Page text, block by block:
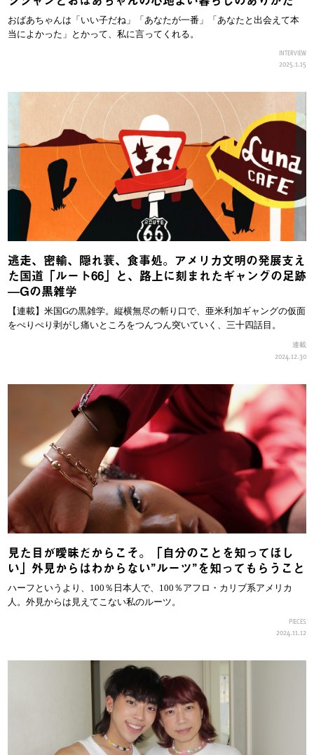
おばあちゃんは「いい子だね」「あなたが一番」「あなたと出会えて本
当によかった」とかって、私に言ってくれる。
INTERVIEW
2025.1.15
逃走、密輸、隠れ蓑、食事処。アメリカ文明の発展支え
た国道「ルート66」と、路上に刻まれたギャングの足跡
—Gの黒雑学
【連載】米国Gの黒雑学。縦横無尽の斬り口で、亜米利加ギャングの仮面
をぺりぺり剥がし痛いところをつんつん突いていく、三十四話目。
連載
2024.12.30
見た目が曖昧だからこそ。「自分のことを知ってほし
い」外見からはわからない”ルーツ”を知ってもらうこと
ハーフというより、100％日本人で、100％アフロ・カリブ系アメリカ
人。外見からは見えてこない私のルーツ。
PIECES
2024.11.12